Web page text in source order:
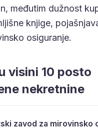
međutim dužnost
knjige,
osiguranje.
visini 10 posto
nekretnine
zavod za mirovinsko